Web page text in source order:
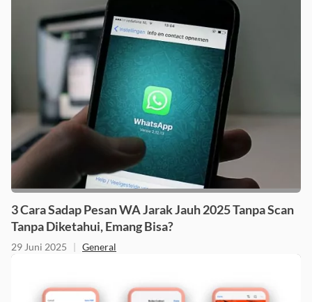
3 Cara Sadap Pesan WA Jarak Jauh 2025 Tanpa Scan
Tanpa Diketahui, Emang Bisa?
29 Juni 2025 | General